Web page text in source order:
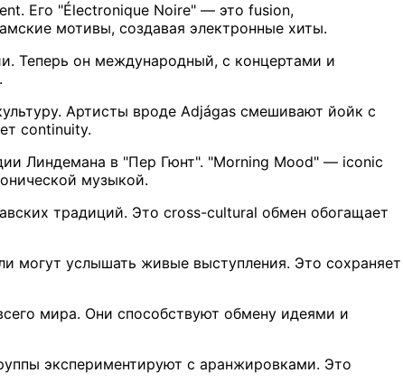
Его "Électronique Noire" — это fusion,
мотивы, создавая электронные хиты.
Теперь он международный, с концертами и
Артисты вроде Adjágas смешивают йойк с
continuity.
Линдемана в "Пер Гюнт". "Morning Mood" — iconic
музыкой.
традиций. Это cross-cultural обмен обогащает
могут услышать живые выступления. Это сохраняет
мира. Они способствуют обмену идеями и
экспериментируют с аранжировками. Это